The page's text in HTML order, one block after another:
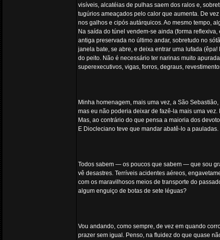
visíveis, alcatéias de pulhas saem dos ralos e,
tugúrios ameaçados pelo calor que aumenta. De
nos galhos e cipós autárquicos. Ao mesmo tempo,
Na saída do túnel vendem-se ainda (forma
antiga preservada no último andar, sobretudo no
janela bate, se abre, e deixa entrar uma lufada
do peito. Não é necessário ter narinas muito
superexecutivos, vigas, forros, degraus,
Minha homenagem, mais uma vez, a São
mas eu não poderia deixar de fazê-la mais uma
Mas, ao contrário do que pensa a maioria dos
E Diocleciano teve que mandar abatê-lo a
Todos sabem — os poucos que sabem — que sou
vê desastres. Terríveis acidentes aéreos,
com os maravilhosos meios de transporte do
algum enguiço de botas de sete léguas?
Vou andando, como sempre, de vez em quando
prazer sem igual. Penso, na fluidez do que quase